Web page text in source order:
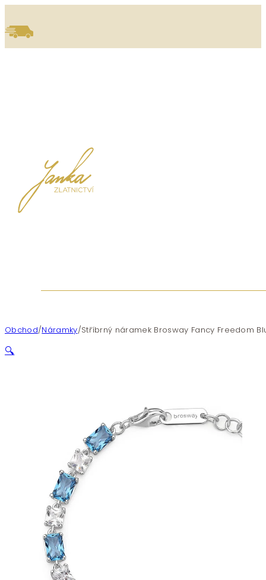
Obchod/Náramky/Stříbrný náramek Brosway Fancy Freedom
🔍